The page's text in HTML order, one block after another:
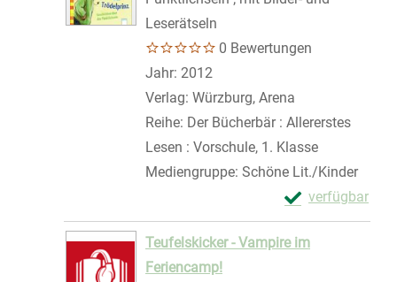
Leserätseln
0 Bewertungen
Suche nach diesem Verfasser
Jahr: 2012
Verlag: Würzburg, Arena
Reihe: Der Bücherbär : Allererstes
Lesen : Vorschule, 1. Klasse
Mediengruppe: Schöne Lit./Kinder
verfügbar
Exemplar-
Zum Download
Teufelskicker - Vampire im
Feriencamp!